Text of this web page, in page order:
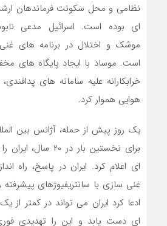
نظامی و محل سکونت فرماندهان
ای بوده است. اسرائیل مدعی
موشک و اختلال در برنامه های
است. موساد با ایجاد پایگاه های
خرابکارانه علیه سامانه های
هوایی هموار کرد.
برای نخستین بار در
ای اعلام کرد. ایران در پاسخ، راه
غنی سازی با سانتریفیوژهای پیشرفته
ادعا کرد ایران می تواند در کمتر
ای دست یابد و این را تهدیدی